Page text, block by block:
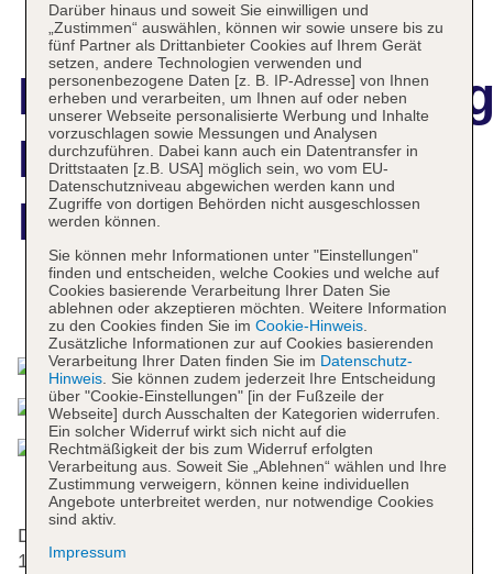
Hyatt Centric
Levent Istanbul
Das bietet Ihre Unterkunft
Das Hotel bietet 8 Einzel- und 70 Doppelzimmer auf
14 Etagen, die mit einem Aufzug erreichbar sind.
Darüber hinaus und soweit Sie einwilligen und
„Zustimmen“ auswählen, können wir sowie unsere bis zu
fünf Partner als Drittanbieter Cookies auf Ihrem Gerät
setzen, andere Technologien verwenden und
personenbezogene Daten [z. B. IP-Adresse] von Ihnen
erheben und verarbeiten, um Ihnen auf oder neben
unserer Webseite personalisierte Werbung und Inhalte
vorzuschlagen sowie Messungen und Analysen
durchzuführen. Dabei kann auch ein Datentransfer in
Drittstaaten [z.B. USA] möglich sein, wo vom EU-
Datenschutzniveau abgewichen werden kann und
Zugriffe von dortigen Behörden nicht ausgeschlossen
werden können.
Sie können mehr Informationen unter "Einstellungen"
finden und entscheiden, welche Cookies und welche auf
Cookies basierende Verarbeitung Ihrer Daten Sie
ablehnen oder akzeptieren möchten. Weitere Information
zu den Cookies finden Sie im Cookie-Hinweis.
Zusätzliche Informationen zur auf Cookies basierenden
Verarbeitung Ihrer Daten finden Sie im Datenschutz-
Hinweis. Sie können zudem jederzeit Ihre Entscheidung
über "Cookie-Einstellungen" [in der Fußzeile der
Webseite] durch Ausschalten der Kategorien widerrufen.
Ein solcher Widerruf wirkt sich nicht auf die
Rechtmäßigkeit der bis zum Widerruf erfolgten
Verarbeitung aus. Soweit Sie „Ablehnen“ wählen und Ihre
Zustimmung verweigern, können keine individuellen
Angebote unterbreitet werden, nur notwendige Cookies
sind aktiv.
Impressum